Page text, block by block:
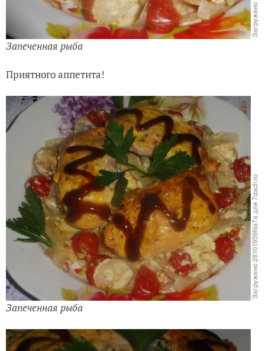
Запеченная рыба
Приятного аппетита!
Запеченная рыба